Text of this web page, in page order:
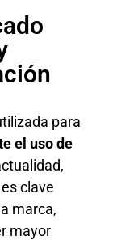
para
el uso de
clave
marca,
mayor